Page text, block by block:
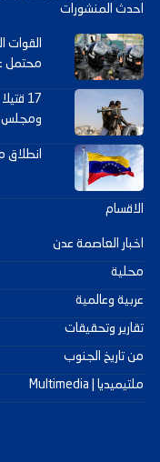
احدث المنشورات
القوات
محتمل
17
ومجلس
انطلاق
الاقسام
اخبار العاصمة عدن
محلية
عربية وعالمية
تقارير وتحقيقات
من تاريخ الجنوب
ملتيميديا | Multimedia